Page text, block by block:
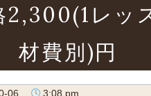
2,300(1レッ
材費別)円
06 3:08 pm